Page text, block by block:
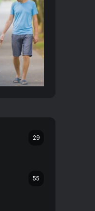
29
55